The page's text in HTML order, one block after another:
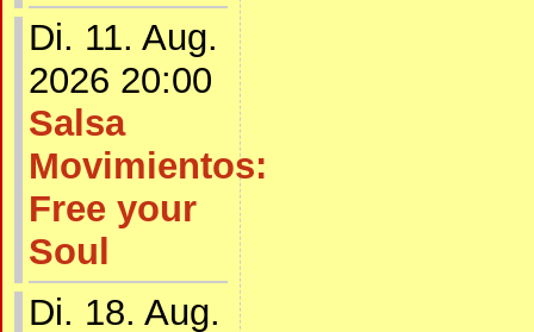
Di. 11. Aug.
2026 20:00
Salsa
Movimientos:
Free your
Soul
Di. 18. Aug.